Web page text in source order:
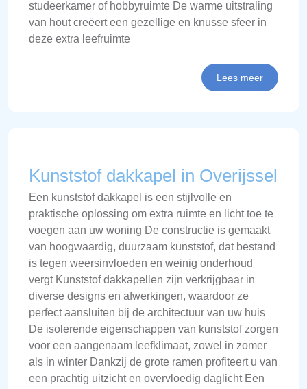
studeerkamer of hobbyruimte De warme uitstraling
van hout creëert een gezellige en knusse sfeer in
deze extra leefruimte
Lees meer
Kunststof dakkapel in Overijssel
Een kunststof dakkapel is een stijlvolle en
praktische oplossing om extra ruimte en licht toe te
voegen aan uw woning De constructie is gemaakt
van hoogwaardig, duurzaam kunststof, dat bestand
is tegen weersinvloeden en weinig onderhoud
vergt Kunststof dakkapellen zijn verkrijgbaar in
diverse designs en afwerkingen, waardoor ze
perfect aansluiten bij de architectuur van uw huis
De isolerende eigenschappen van kunststof zorgen
voor een aangenaam leefklimaat, zowel in zomer
als in winter Dankzij de grote ramen profiteert u van
een prachtig uitzicht en overvloedig daglicht Een